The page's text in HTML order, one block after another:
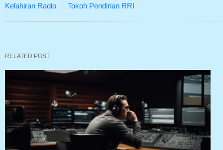
Kelahiran Radio
Tokoh Pendirian RRI
RELATED POST